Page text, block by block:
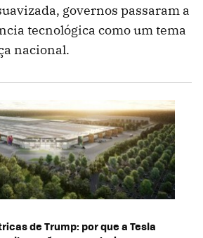
governos passaram a
tecnológica como um tema
nacional.
de Trump: por que a Tesla